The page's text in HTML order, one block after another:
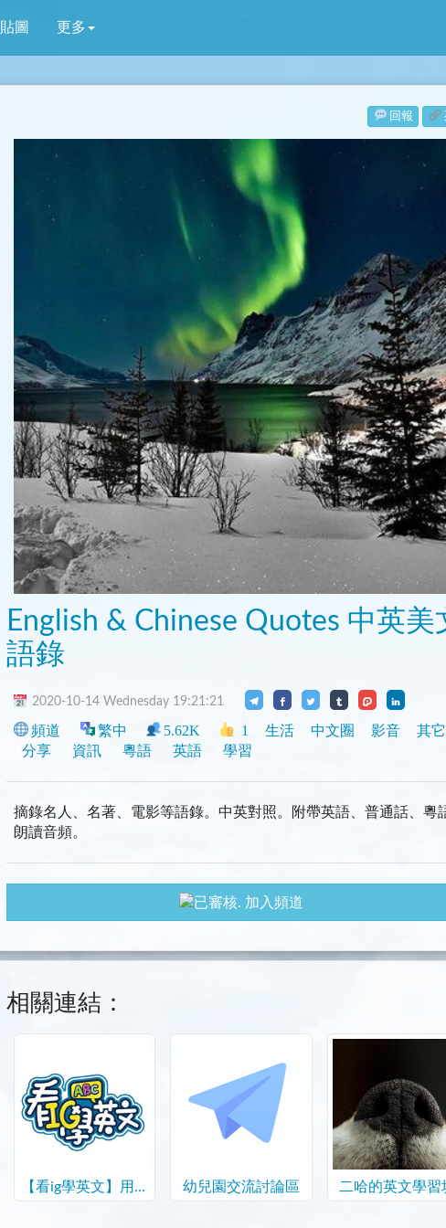
貼圖 更多
回報
English & Chinese Quotes 中英美
語錄
2020-10-14 Wednesday 19:21:21
頻道 繁中 5.62K 1 生活 中文圈 影音
其它
分享
資訊 粵語 英語 學習
摘錄名人、名著、電影等語錄。中英對照。附帶英語、普通話、粵
朗讀音頻。
加入頻道
相關連結：
【看ig學英文】用功
幼兒園交流討論區 二哈的英文學習